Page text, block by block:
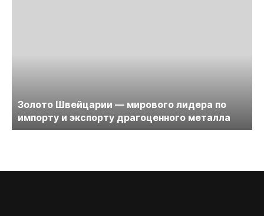
Золото Швейцарии — мирового лидера по
импорту и экспорту драгоценного металла